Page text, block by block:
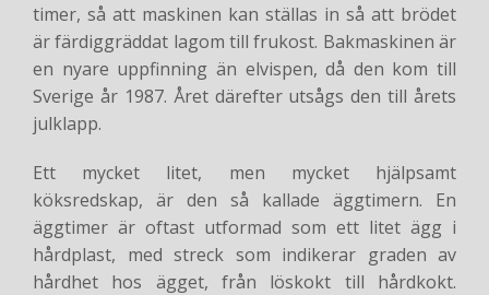
timer, så att maskinen kan ställas in så att brödet
är färdiggräddat lagom till frukost. Bakmaskinen är
en nyare uppfinning än elvispen, då den kom till
Sverige år 1987. Året därefter utsågs den till årets
julklapp.
Ett mycket litet, men mycket hjälpsamt
köksredskap, är den så kallade äggtimern. En
äggtimer är oftast utformad som ett litet ägg i
hårdplast, med streck som indikerar graden av
hårdhet hos ägget, från löskokt till hårdkokt.